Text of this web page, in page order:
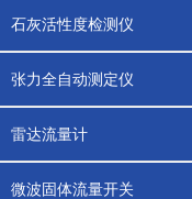
石灰活性度检测仪
张力全自动测定仪
雷达流量计
微波固体流量开关